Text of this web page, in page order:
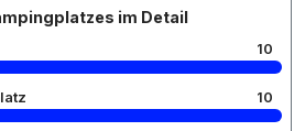
im Detail
10
10